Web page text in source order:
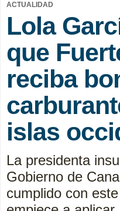
ACTUALIDAD
Lola
que
reciba
islas
La presidenta
Gobierno de
cumplido con